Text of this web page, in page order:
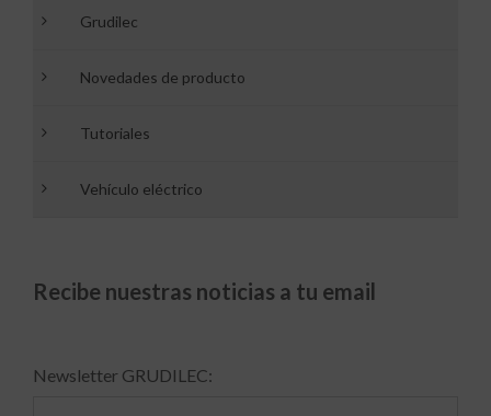
Grudilec
Novedades de producto
Tutoriales
Vehículo eléctrico
Recibe nuestras noticias a tu email
Newsletter GRUDILEC: